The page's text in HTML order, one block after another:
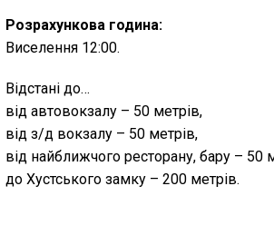
Розрахункова година:
Виселення 12:00.
Відстані до…
від автовокзалу – 50 метрів,
від з/д вокзалу – 50 метрів,
від найближчого ресторану, бару – 50
до Хустського замку – 200 метрів.